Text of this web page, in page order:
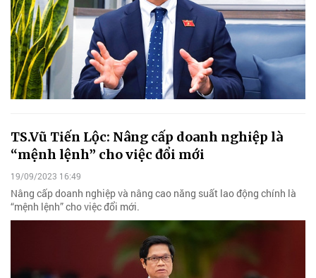
TS.Vũ Tiến Lộc: Nâng cấp doanh nghiệp là
“mệnh lệnh” cho việc đổi mới
19/09/2023 16:49
Nâng cấp doanh nghiệp và nâng cao năng suất lao động chính là
“mệnh lệnh” cho việc đổi mới.